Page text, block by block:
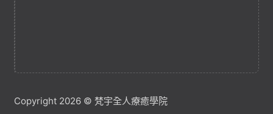
Copyright 2026 © 梵宇全人療癒學院